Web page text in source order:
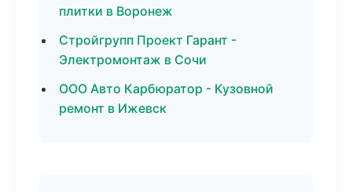
плитки в Воронеж
Стройгрупп Проект Гарант -
Электромонтаж в Сочи
ООО Авто Карбюратор - Кузовной
ремонт в Ижевск